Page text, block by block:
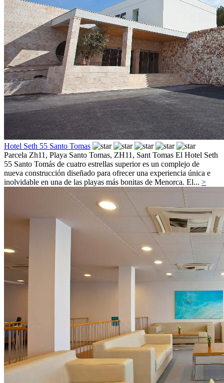
Hotel Seth 55 Santo Tomas
Parcela Zh11, Playa Santo Tomas, ZH11, Sant Tomas El Hotel Seth
55 Santo Tomás de cuatro estrellas superior es un complejo de
nueva construcción diseñado para ofrecer una experiencia única e
inolvidable en una de las playas más bonitas de Menorca. El... >